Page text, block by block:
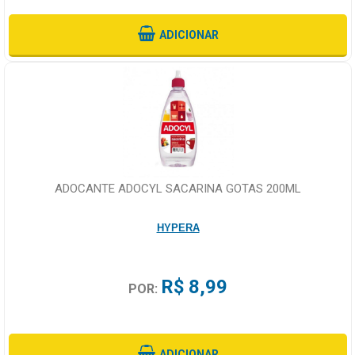
ADICIONAR
ADOCANTE ADOCYL SACARINA GOTAS 200ML
HYPERA
POR: R$ 8,99